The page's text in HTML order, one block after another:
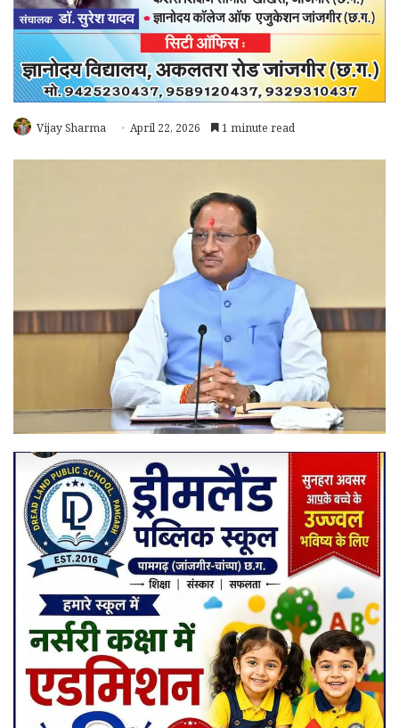
Vijay Sharma April 22, 2026 1 minute read